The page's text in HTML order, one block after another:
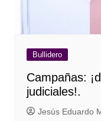
Bullidero
Campañas:
judiciales!.
Jesús Eduardo